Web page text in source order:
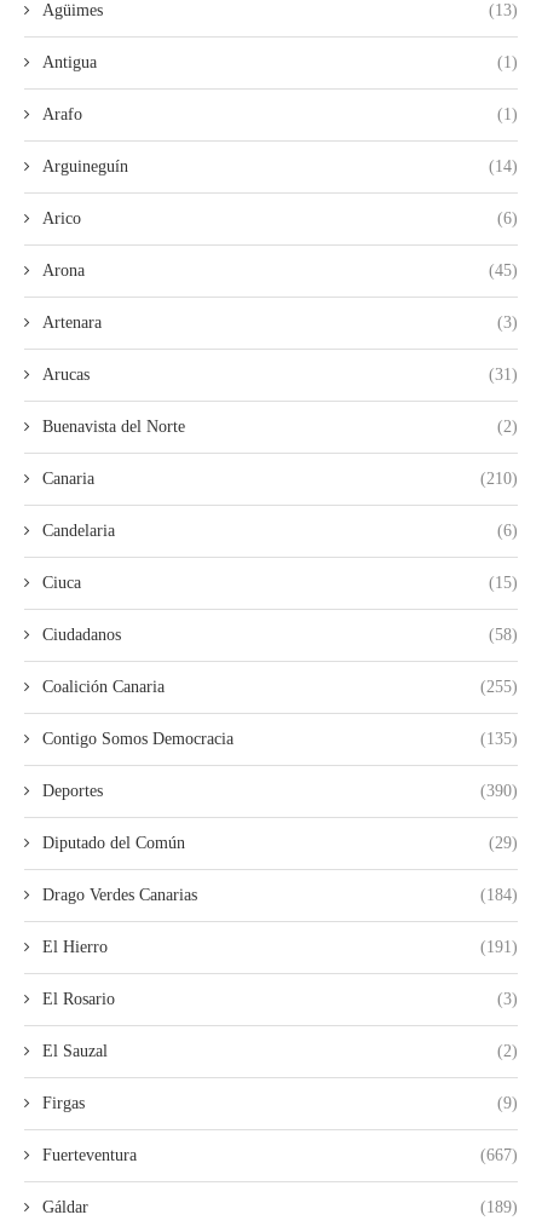
Agüimes (13)
Antigua (1)
Arafo (1)
Arguineguín (14)
Arico (6)
Arona (45)
Artenara (3)
Arucas (31)
Buenavista del Norte (2)
Canaria (210)
Candelaria (6)
Ciuca (15)
Ciudadanos (58)
Coalición Canaria (255)
Contigo Somos Democracia (135)
Deportes (390)
Diputado del Común (29)
Drago Verdes Canarias (184)
El Hierro (191)
El Rosario (3)
El Sauzal (2)
Firgas (9)
Fuerteventura (667)
Gáldar (189)